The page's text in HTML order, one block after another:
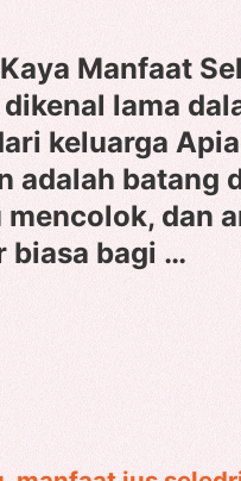
Manfaat
lama
keluarga
adalah batang
dan
biasa bagi …